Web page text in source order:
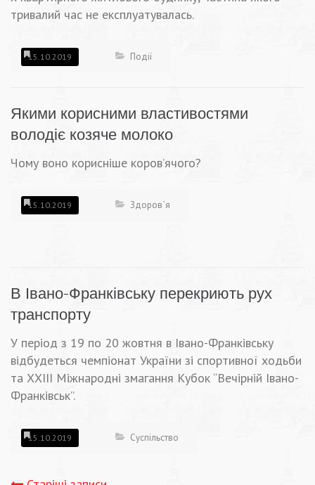
тривалий час не експлуатувалась.
15.10.2019 Події
Якими корисними властивостями
володіє козяче молоко
Чому воно корисніше коров’ячого?
15.10.2019 Здоров`я
В Івано-Франківську перекриють рух
транспорту
У період з 19 по 20 жовтня в Івано-Франківську
відбудеться чемпіонат України зі спортивної ходьби
та ХХІІІ Міжнародні змагання Кубок “Вечірній Івано-
Франківськ”.
15.10.2019 Суспільство